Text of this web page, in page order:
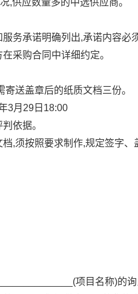
,供应数量多的中选供应商。
务承诺明确列出,承诺内容必
采购合同中详细约定。
送盖章后的纸质文档三份。
3月29日18:00
依据。
,须按照要求制作,规定签字
项目名称)的